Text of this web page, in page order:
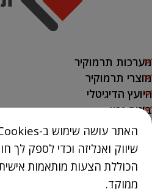
מערכות תרמוקיר
מוצרי תרמוקיר
היועץ הדיגיטלי
בונים נכון
בנייה ירוקה
אודות
נק' מכירה
שיווק ואנליזה וכדי לספק לך
הכוללת הצעות מותאמות
ממוקד.